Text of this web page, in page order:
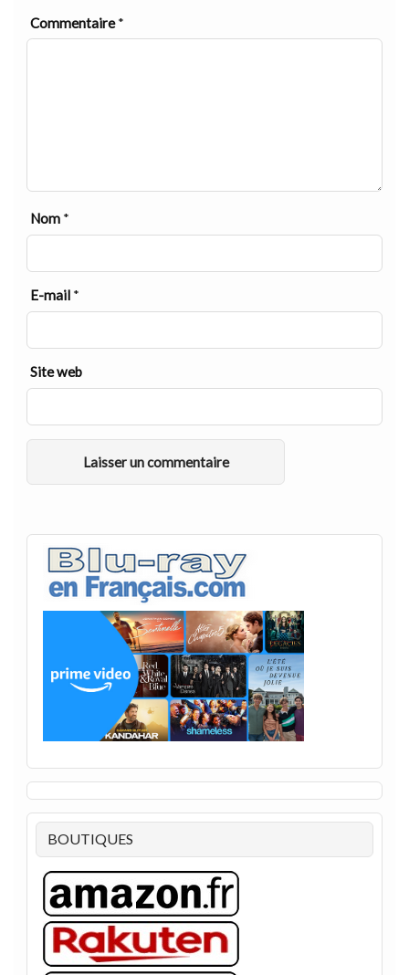
Commentaire*
Nom *
E-mail *
Site web
BOUTIQUES